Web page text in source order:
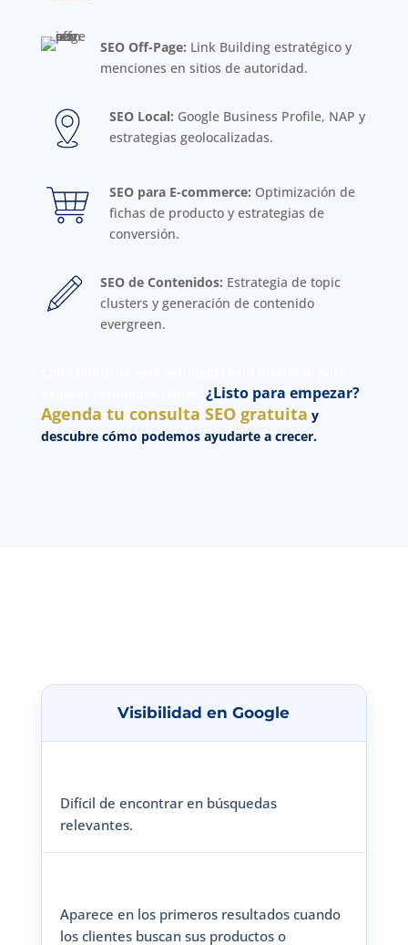
SEO Off-Page: Link Building estratégico y
menciones en sitios de autoridad.
SEO Local: Google Business Profile, NAP y
estrategias geolocalizadas.
SEO para E-commerce: Optimización de
fichas de producto y estrategias de
conversión.
SEO de Contenidos: Estrategia de topic
clusters y generación de contenido
evergreen.
¿Listo para empezar?
Agenda tu consulta SEO gratuita y
descubre cómo podemos ayudarte a crecer.
Visibilidad en Google
Difícil de encontrar en búsquedas
relevantes.
Aparece en los primeros resultados cuando
los clientes buscan sus productos o